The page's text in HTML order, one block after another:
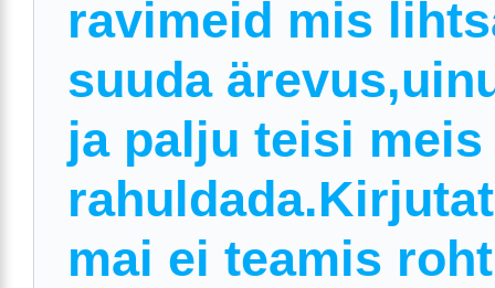
ravimeid mis
suuda
ja palju teisi meis
mai ei teamis